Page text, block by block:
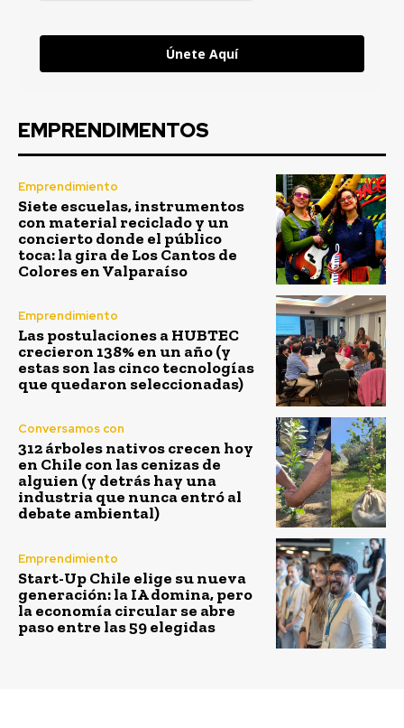
Únete Aquí
EMPRENDIMENTOS
Emprendimiento
Siete escuelas, instrumentos
con material reciclado y un
concierto donde el público
toca: la gira de Los Cantos de
Colores en Valparaíso
Emprendimiento
Las postulaciones a HUBTEC
crecieron 138% en un año (y
estas son las cinco tecnologías
que quedaron seleccionadas)
Conversamos con
312 árboles nativos crecen hoy
en Chile con las cenizas de
alguien (y detrás hay una
industria que nunca entró al
debate ambiental)
Emprendimiento
Start-Up Chile elige su nueva
generación: la IA domina, pero
la economía circular se abre
paso entre las 59 elegidas